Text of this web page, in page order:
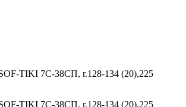
TIKI 7С-38СП, r.128-134 (20),225
TIKI 7С-38СП, r.128-134 (20),225